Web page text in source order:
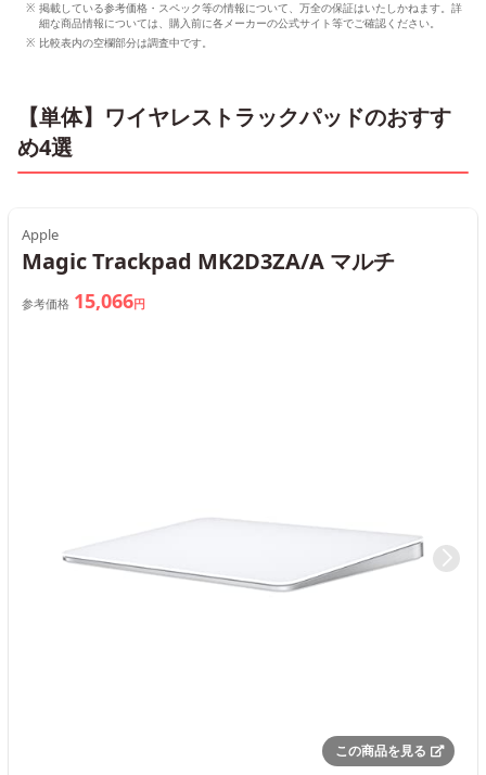
掲載している参考価格・スペック等の情報について、万全の保証はいたしかねます。詳
細な商品情報については、購入前に各メーカーの公式サイト等でご確認ください。
比較表内の空欄部分は調査中です。
【単体】ワイヤレストラックパッドのおすす
め4選
Apple
Magic Trackpad MK2D3ZA/A マルチ
参考価格 15,066円
この商品を見る